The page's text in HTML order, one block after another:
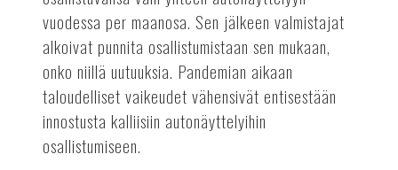
vuodessa per maanosa. Sen jälkeen valmistajat
alkoivat punnita osallistumistaan sen mukaan,
onko niillä uutuuksia. Pandemian aikaan
taloudelliset vaikeudet vähensivät entisestään
innostusta kalliisiin autonäyttelyihin
osallistumiseen.